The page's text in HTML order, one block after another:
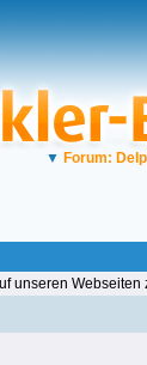
▼ Forum:
unseren Webseiten